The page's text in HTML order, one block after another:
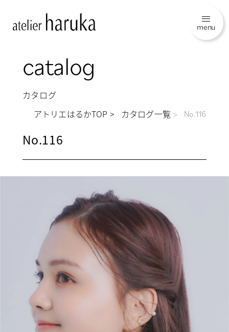
menu
catalog
カタログ
アトリエはるかTOP
カタログ一覧 No.116
No.116